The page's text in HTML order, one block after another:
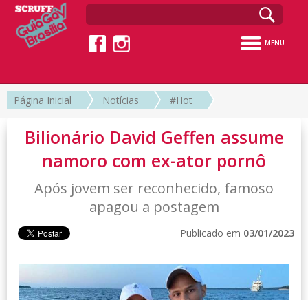
MENU
Página Inicial Notícias #Hot
Bilionário David Geffen assume
namoro com ex-ator pornô
Após jovem ser reconhecido, famoso
apagou a postagem
Publicado em 03/01/2023